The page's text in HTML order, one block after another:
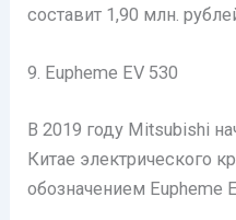
составит 1,90 млн.
9. Eupheme EV 530
В 2019 году Mitsubishi
Китае электрического
обозначением Eupheme